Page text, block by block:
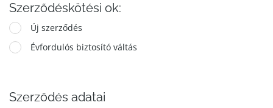
Szerződéskötési ok:
Új szerződés
Évfordulós biztosító váltás
Szerződés adatai